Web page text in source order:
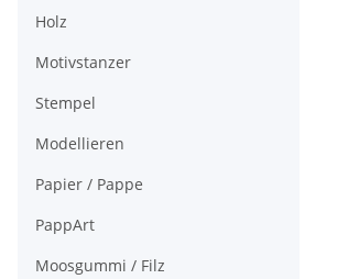
Holz
Motivstanzer
Stempel
Modellieren
Papier / Pappe
PappArt
Moosgummi / Filz